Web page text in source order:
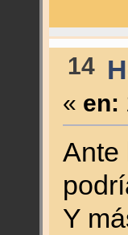
14
« en:
Ante
Y